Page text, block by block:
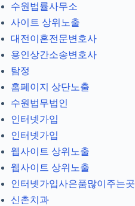
수원법률사무소
사이트 상위노출
대전이혼전문변호사
용인상간소송변호사
탐정
홈페이지 상단노출
수원법무법인
인터넷가입
인터넷가입
웹사이트 상위노출
웹사이트 상위노출
인터넷가입사은품많이주는곳
신촌치과